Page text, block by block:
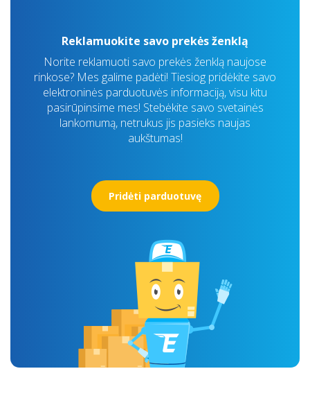
Reklamuokite savo prekės ženklą
Norite reklamuoti savo prekės ženklą naujose
rinkose? Mes galime padėti! Tiesiog pridėkite savo
elektroninės parduotuvės informaciją, visu kitu
pasirūpinsime mes! Stebėkite savo svetainės
lankomumą, netrukus jis pasieks naujas
aukštumas!
Pridėti parduotuvę